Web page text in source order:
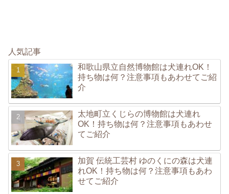
人気記事
和歌山県立自然博物館は犬連れOK！
持ち物は何？注意事項もあわせてご紹
介
太地町立くじらの博物館は犬連れ
OK！持ち物は何？注意事項もあわせ
てご紹介
加賀 伝統工芸村 ゆのくにの森は犬連
れOK！持ち物は何？注意事項もあわ
せてご紹介